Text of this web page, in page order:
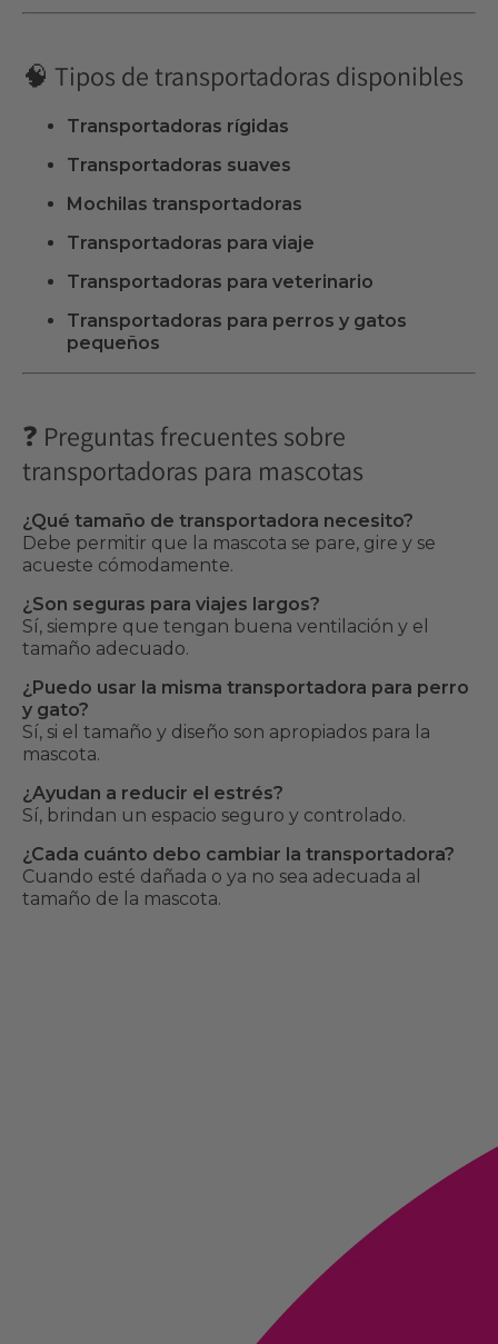
🧠 Tipos de transportadoras disponibles
Transportadoras rígidas
Transportadoras suaves
Mochilas transportadoras
Transportadoras para viaje
Transportadoras para veterinario
Transportadoras para perros y gatos
pequeños
❓ Preguntas frecuentes sobre
transportadoras para mascotas
¿Qué tamaño de transportadora necesito?
Debe permitir que la mascota se pare, gire y se
acueste cómodamente.
¿Son seguras para viajes largos?
Sí, siempre que tengan buena ventilación y el
tamaño adecuado.
¿Puedo usar la misma transportadora para perro
y gato?
Sí, si el tamaño y diseño son apropiados para la
mascota.
¿Ayudan a reducir el estrés?
Sí, brindan un espacio seguro y controlado.
¿Cada cuánto debo cambiar la transportadora?
Cuando esté dañada o ya no sea adecuada al
tamaño de la mascota.